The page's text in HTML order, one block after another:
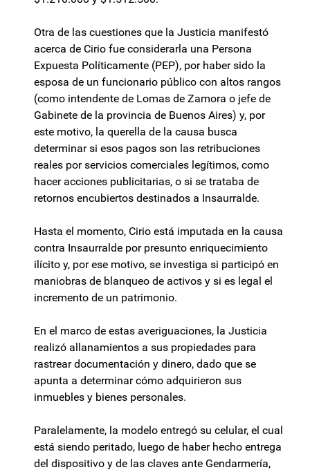
Otra de las cuestiones que la Justicia manifestó
acerca de Cirio fue considerarla una Persona
Expuesta Políticamente (PEP), por haber sido la
esposa de un funcionario público con altos rangos
(como intendente de Lomas de Zamora o jefe de
Gabinete de la provincia de Buenos Aires) y, por
este motivo, la querella de la causa busca
determinar si esos pagos son las retribuciones
reales por servicios comerciales legítimos, como
hacer acciones publicitarias, o si se trataba de
retornos encubiertos destinados a Insaurralde.
Hasta el momento, Cirio está imputada en la causa
contra Insaurralde por presunto enriquecimiento
ilícito y, por ese motivo, se investiga si participó en
maniobras de blanqueo de activos y si es legal el
incremento de un patrimonio.
En el marco de estas averiguaciones, la Justicia
realizó allanamientos a sus propiedades para
rastrear documentación y dinero, dado que se
apunta a determinar cómo adquirieron sus
inmuebles y bienes personales.
Paralelamente, la modelo entregó su celular, el cual
está siendo peritado, luego de haber hecho entrega
del dispositivo y de las claves ante Gendarmería,